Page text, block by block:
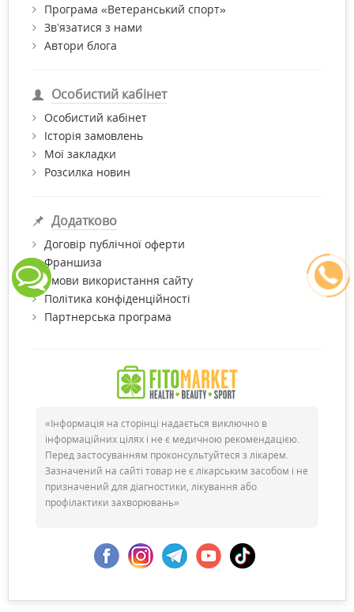
Програма «Ветеранський спорт»
Зв’язатися з нами
Автори блога
Особистий кабінет
Особистий кабінет
Історія замовлень
Мої закладки
Розсилка новин
Додатково
Договір публічної оферти
Франшиза
Умови використання сайту
Політика конфіденційності
Партнерська програма
«Інформація на сторінці надається виключно в
інформаційних цілях і не є медичною рекомендацією.
Перед застосуванням проконсультуйтеся з лікарем.
Зазначений на сайті товар не є лікарським засобом і не
призначений для діагностики, лікування або
профілактики захворювань»